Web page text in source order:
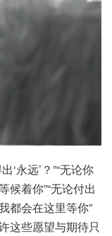
永远’？”“无论你
候着你”“无论付出
都会在这里等你”
这些愿望与期待只